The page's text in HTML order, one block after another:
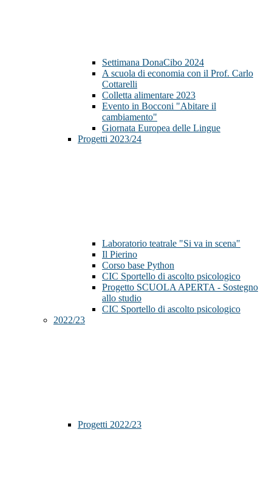
Settimana DonaCibo 2024
A scuola di economia con il Prof. Carlo
Cottarelli
Colletta alimentare 2023
Evento in Bocconi "Abitare il
cambiamento"
Giornata Europea delle Lingue
Progetti 2023/24
Laboratorio teatrale "Si va in scena"
Il Pierino
Corso base Python
CIC Sportello di ascolto psicologico
Progetto SCUOLA APERTA - Sostegno
allo studio
CIC Sportello di ascolto psicologico
2022/23
Progetti 2022/23